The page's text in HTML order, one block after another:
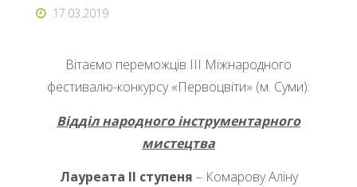
17.03.2019
Вітаємо переможців ІІІ Міжнародного
фестивалю-конкурсу «Первоцвіти» (м. Суми):
Відділ народного інструментарного
мистецтва
Лауреата ІІ ступеня – Комарову Аліну